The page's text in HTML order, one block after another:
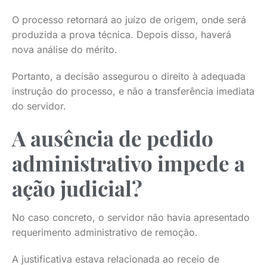
O processo retornará ao juízo de origem, onde será
produzida a prova técnica. Depois disso, haverá
nova análise do mérito.
Portanto, a decisão assegurou o direito à adequada
instrução do processo, e não a transferência imediata
do servidor.
A ausência de pedido
administrativo impede a
ação judicial?
No caso concreto, o servidor não havia apresentado
requerimento administrativo de remoção.
A justificativa estava relacionada ao receio de